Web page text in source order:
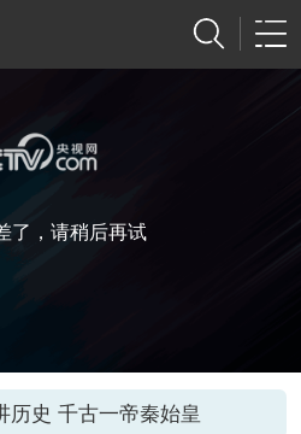
了，请稍后再试
历史 千古一帝秦始皇